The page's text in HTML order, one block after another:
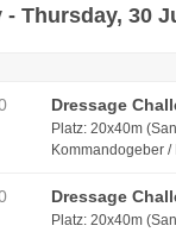
Thursday, 30
Dressage
Platz: 20x40m
Kommandogeber /
Dressage
Platz: 20x40m